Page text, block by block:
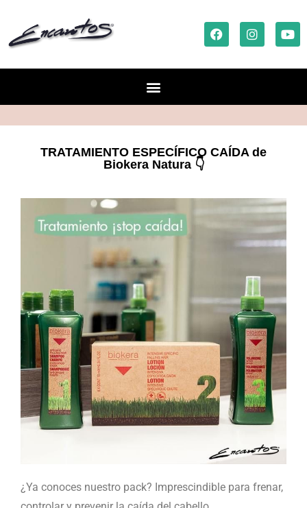
TRATAMIENTO ESPECÍFICO CAÍDA de
Biokera Natura 👇
¿Ya conoces nuestro pack? Imprescindible para frenar,